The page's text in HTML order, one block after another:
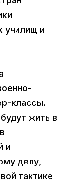
училищ и
классы.
жить в
и
делу,
тактике